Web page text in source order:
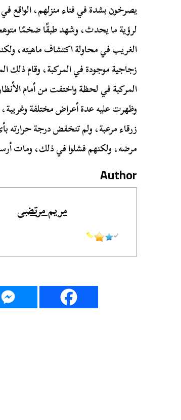
يصرخون بشدة في فناء منزلهم، الواقع
لرؤية ما يحدث، وشهد طبقًا ضخمًا
الغريب في محاولة اكتشاف ماهيته،
زجاجية موجودة في المركبة، وقام ذلك
وظهرت عليه عدة أعراض مختلفة
زرقاء مرعبة، ولم تنخفض درجة
مرضه، ولكنهم فشلوا في ذلك، ومات
Author
مريم مرتضى